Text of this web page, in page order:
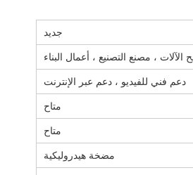
جديد
الآلات ، مصنع التصنيع ، أعمال البناء
دعم فني للفيديو ، دعم عبر الإنترنت
متاح
متاح
مضخة هيدروليكية